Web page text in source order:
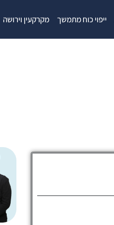
ייפוי כוח מתמשך מקרקעין וירושה